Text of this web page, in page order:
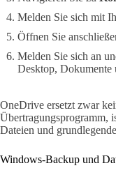
Melden Sie sich mit
Öffnen Sie
Melden Sie sich an
Desktop, Dokumente
OneDrive ersetzt zwar
Übertragungsprogramm,
Dateien und
Windows-Backup und